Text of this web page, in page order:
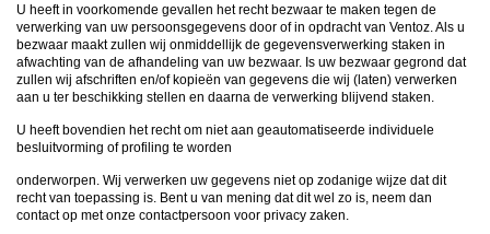
U heeft in voorkomende gevallen het recht bezwaar te maken tegen de
verwerking van uw persoonsgegevens door of in opdracht van Ventoz. Als u
bezwaar maakt zullen wij onmiddellijk de gegevensverwerking staken in
afwachting van de afhandeling van uw bezwaar. Is uw bezwaar gegrond dat
zullen wij afschriften en/of kopieën van gegevens die wij (laten) verwerken
aan u ter beschikking stellen en daarna de verwerking blijvend staken.
U heeft bovendien het recht om niet aan geautomatiseerde individuele
besluitvorming of profiling te worden
onderworpen. Wij verwerken uw gegevens niet op zodanige wijze dat dit
recht van toepassing is. Bent u van mening dat dit wel zo is, neem dan
contact op met onze contactpersoon voor privacy zaken.